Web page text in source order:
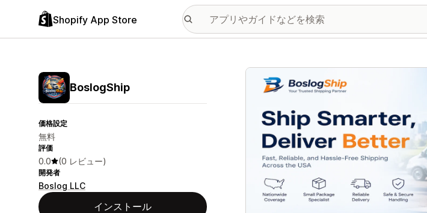
Shopify App Store
BoslogShip
価格設定
無料
評価
0.0 (0 レビュー)
開発者
Boslog LLC
インストール
特集の画像ギャラリー